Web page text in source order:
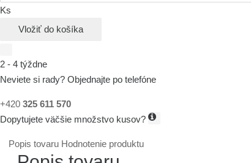
Ks
Vložiť do košíka
2 - 4 týždne
Neviete si rady? Objednajte po telefóne
+420 325 611 570
Dopytujete väčšie množstvo kusov?
Popis tovaru Hodnotenie produktu